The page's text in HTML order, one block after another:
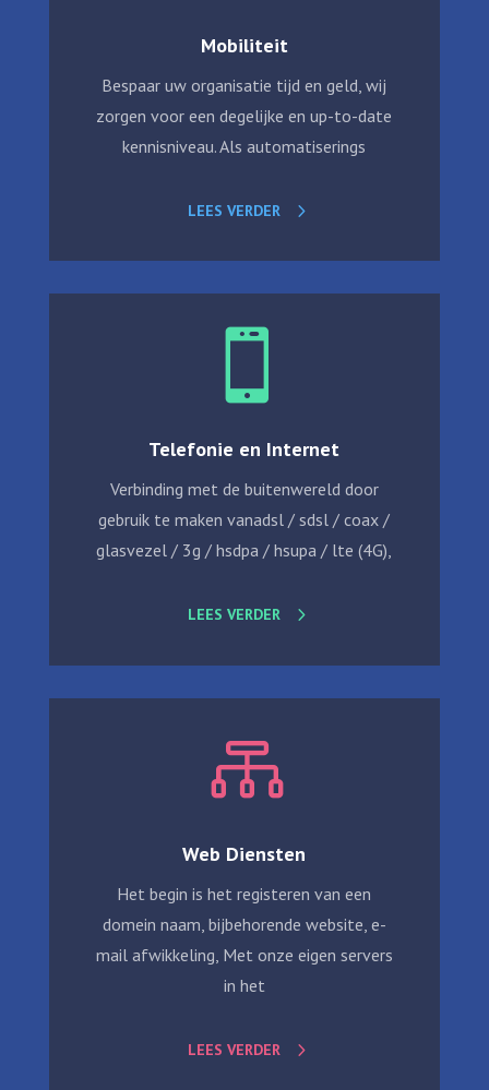
Mobiliteit
Bespaar uw organisatie tijd en geld, wij
zorgen voor een degelijke en up-to-date
kennisniveau. Als automatiserings
LEES VERDER

Telefonie en Internet
Verbinding met de buitenwereld door
gebruik te maken vanadsl / sdsl / coax /
glasvezel / 3g / hsdpa / hsupa / lte (4G),
LEES VERDER

Web Diensten
Het begin is het registeren van een
domein naam, bijbehorende website, e-
mail afwikkeling, Met onze eigen servers
in het
LEES VERDER